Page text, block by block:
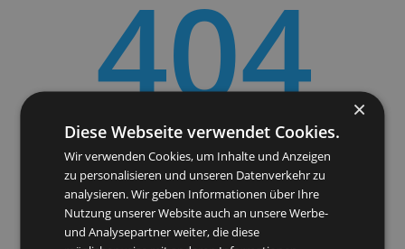
404
Diese Webseite verwendet Cookies.
Wir verwenden Cookies, um Inhalte und Anzeigen
zu personalisieren und unseren Datenverkehr zu